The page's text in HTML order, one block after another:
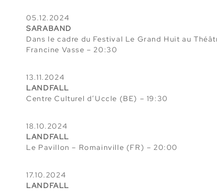
05.12.2024
SARABAND
Dans le cadre du Festival Le Grand Huit au
Francine Vasse– 20:30
13.11.2024
LANDFALL
Centre Culturel d’Uccle (BE) – 19:30
18.10.2024
LANDFALL
Le Pavillon – Romainville (FR) – 20:00
17.10.2024
LANDFALL